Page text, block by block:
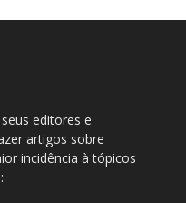
editores e
artigos sobre
incidência à tópicos